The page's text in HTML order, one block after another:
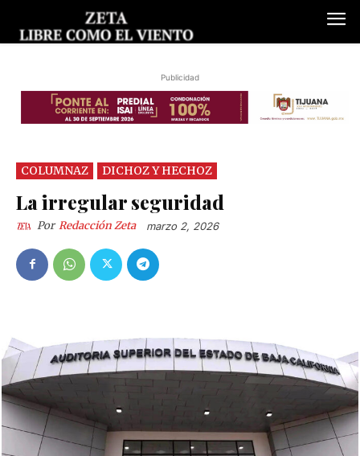
Publicidad
COLUMNAZ DICHOZ Y HECHOZ
La irregular seguridad
Por Redacción Zeta marzo 2, 2026